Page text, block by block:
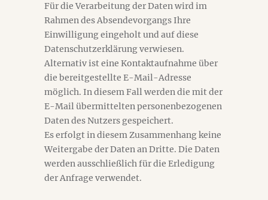
Für die Verarbeitung der Daten wird im
Rahmen des Absendevorgangs Ihre
Einwilligung eingeholt und auf diese
Datenschutzerklärung verwiesen.
Alternativ ist eine Kontaktaufnahme über
die bereitgestellte E-Mail-Adresse
möglich. In diesem Fall werden die mit der
E-Mail übermittelten personenbezogenen
Daten des Nutzers gespeichert.
Es erfolgt in diesem Zusammenhang keine
Weitergabe der Daten an Dritte. Die Daten
werden ausschließlich für die Erledigung
der Anfrage verwendet.